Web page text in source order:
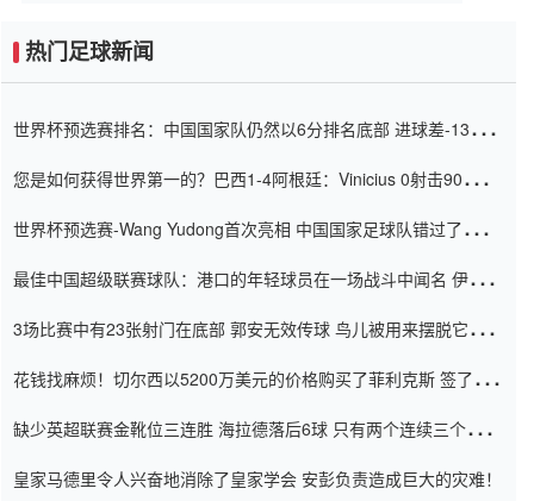
热门足球新闻
世界杯预选赛排名：中国国家队仍然以6分排名底部 进球差-13令人
您是如何获得世界第一的？巴西1-4阿根廷：Vinicius 0射击90分钟
世界杯预选赛-Wang Yudong首次亮相 中国国家足球队错过了世界
最佳中国超级联赛球队：港口的年轻球员在一场战斗中闻名 伊万放
3场比赛中有23张射门在底部 郭安无效传球 鸟儿被用来摆脱它
花钱找麻烦！切尔西以5200万美元的价格购买了菲利克斯 签了7年
缺少英超联赛金靴位三连胜 海拉德落后6球 只有两个连续三个连续
皇家马德里令人兴奋地消除了皇家学会 安彭负责造成巨大的灾难！